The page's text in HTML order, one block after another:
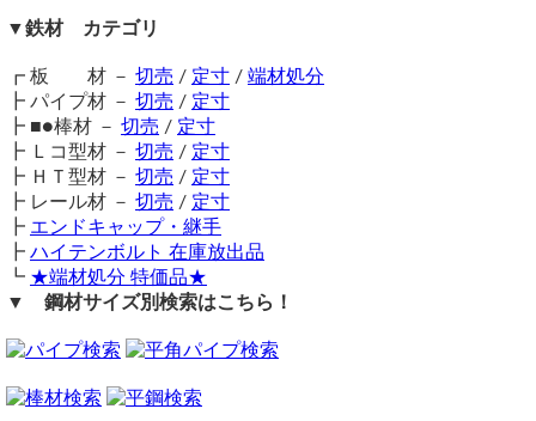
購入材料価格は希望切断寸法重量による価格となります。
注意事項
端は切りっぱなしとなります。素手で扱うのは危険ですので
取り扱いにご注意ください。
鉄材は性質上、錆が生じます。販売品も多少の錆がある場合
がございますので、予めご了承ください。
在庫不足の場合は取り寄せとなるため納期に数日～1週間を
要します。
送料（養生梱包費含む）は数量に応じて別途掛かります。
工業用鋼材となりますので、材料の移動・切断・加工・配送
に伴う擦り傷や歪み等が発生します事をご了承ください。
購入方法
商品購入は自動計算フォームに必要寸法・数量等を入力し、
試算結果を確認後、買い物カートに追加して注文フォームへ
一枚25kg以下
かつ
通常宅配便（ゆうパック等）にて発送（個人宛・法人宛共に
可）
一枚30kg以下
かつ長辺5.5m以下・短辺80cm以下
佐川ラージ便にて発送（個人宛・法人宛共に可）
一枚30kg以上かつ長辺2m以下
パレット便（西濃運輸・福山通運・佐川パレット便）となり
ます。（個人宛は支店止めとなる場合あり）
一枚30kg以上
かつ長辺2m以上
メタル便（法人宛のみ・発送から到着まで7～10日要）とな
ります。（個人宛での受け取りは対応不可）
大判の薄板は梱包補強用のコンパネ代が別途加算される場合
があります。
長尺物・重量物の送料については個別見積りとなりますの
で、まずはお問合せください。
取り限定（もしくは支店止め）となる場合もございます。
注文について
鉄の網を購入したいのですが、大きめのサイズが選べません。
どうしたら良いですか？
xs-63
お返事お待ちしてます。
エキスパンドメタルの厚み3.2mm以上につきまして、切断方法の修
正等により現在自動計算ができなくなっております。
今しばらくお待ちくださいませ。
▼鉄材 カテゴリ
┏ 板 材 － 切売 / 定寸 / 端材処分
┣ パイプ材 － 切売 / 定寸
┣ ■●棒材 － 切売 / 定寸
┣ Ｌコ型材 － 切売 / 定寸
┣ ＨＴ型材 － 切売 / 定寸
┣ レール材 － 切売 / 定寸
┣ エンドキャップ・継手
┣ ハイテンボルト 在庫放出品
┗ ★端材処分 特価品★
▼ 鋼材サイズ別検索はこちら！